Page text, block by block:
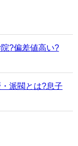
?偏差値高い?
派閥とは?息子